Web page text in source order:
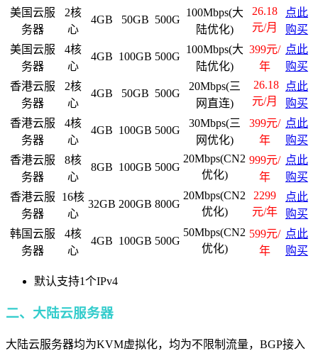
美国云服
务器
2核
心
4GB 50GB 500G
100Mbps(大
陆优化)
26.18
元/月
点此
购买
美国云服
务器
4核
心
4GB 100GB 500G
100Mbps(大
陆优化)
399元/
年
点此
购买
香港云服
务器
2核
心
4GB 50GB 500G
20Mbps(三
网直连)
26.18
元/月
点此
购买
香港云服
务器
4核
心
4GB 100GB 500G
30Mbps(三
网优化)
399元/
年
点此
购买
香港云服
务器
8核
心
8GB 100GB 500G
20Mbps(CN2
优化)
999元/
年
点此
购买
香港云服
务器
16核
心
32GB 200GB 800G
20Mbps(CN2
优化)
2299
元/年
点此
购买
韩国云服
务器
4核
心
4GB 100GB 500G
50Mbps(CN2
优化)
599元/
年
点此
购买
默认支持1个IPv4
二、大陆云服务器
大陆云服务器均为KVM虚拟化，均为不限制流量，BGP接入